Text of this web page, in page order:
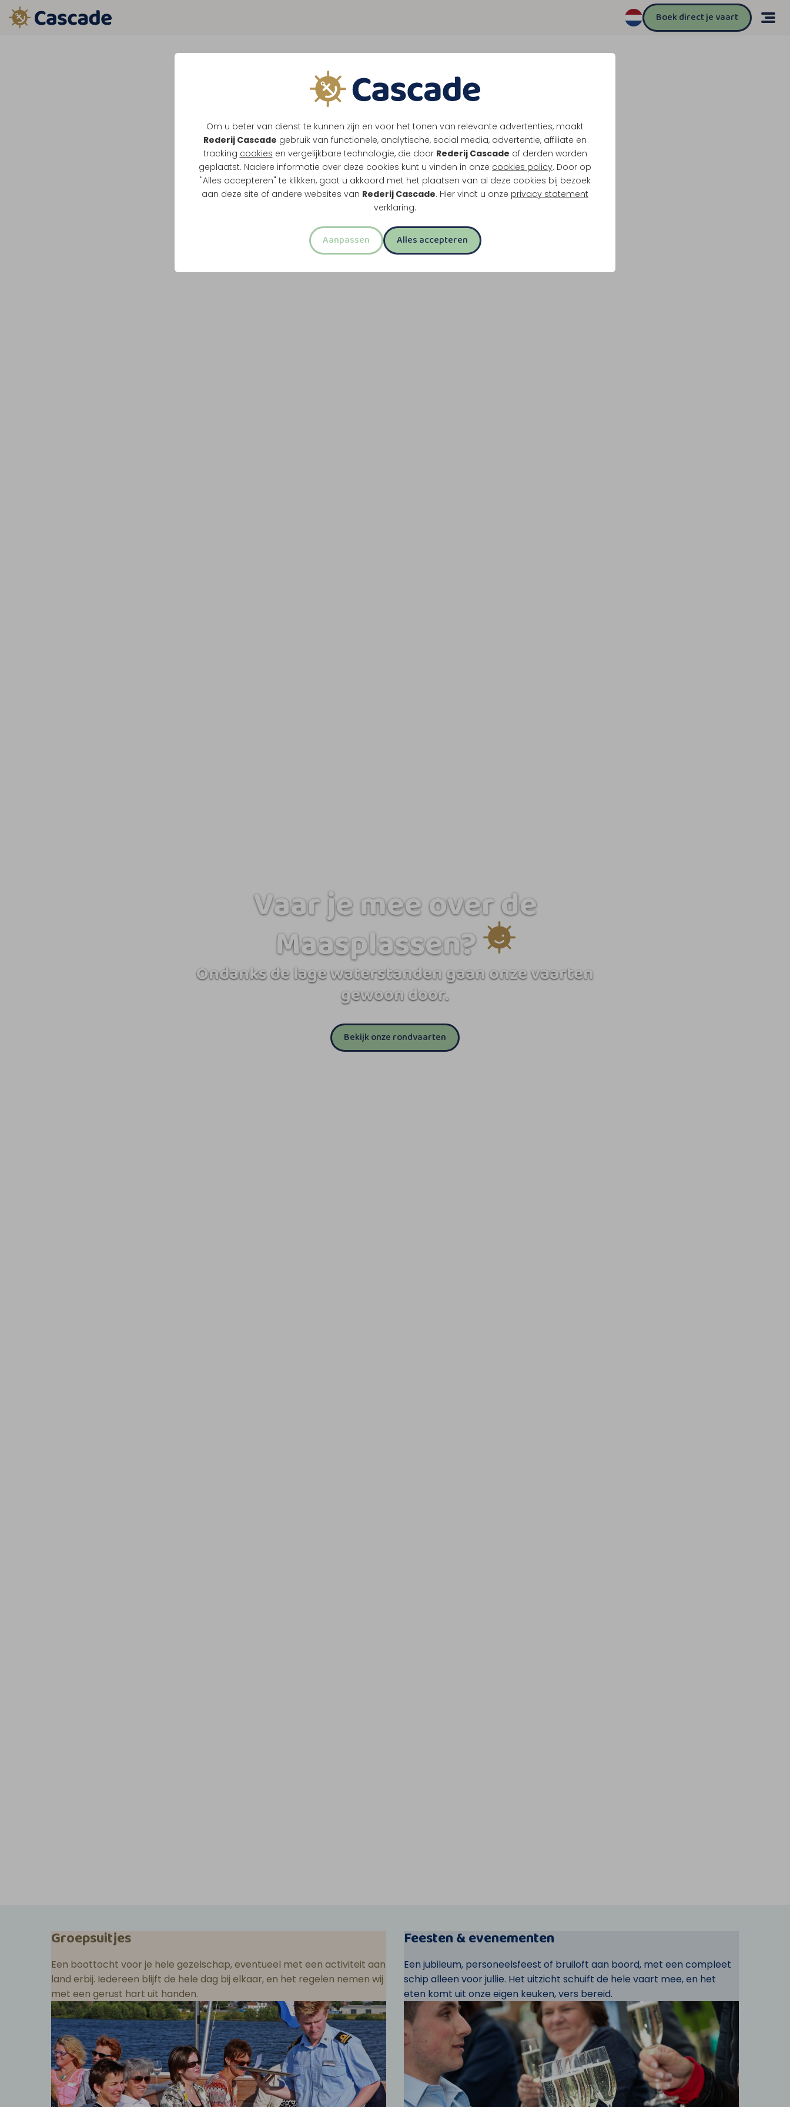
Om u beter van dienst te kunnen zijn en voor het tonen van relevante advertenties, maakt
Rederij Cascade gebruik van functionele, analytische, social media, advertentie, affiliate en
tracking cookies en vergelijkbare technologie, die door Rederij Cascade of derden worden
geplaatst. Nadere informatie over deze cookies kunt u vinden in onze cookies policy. Door op
"Alles accepteren" te klikken, gaat u akkoord met het plaatsen van al deze cookies bij bezoek
aan deze site of andere websites van Rederij Cascade. Hier vindt u onze privacy statement
verklaring.
Aanpassen Alles accepteren
Boek direct je vaart
Vaar je mee over de
Maasplassen?
Ondanks de lage waterstanden gaan onze vaarten
gewoon door.
Bekijk onze rondvaarten
Groepsuitjes
Een boottocht voor je hele gezelschap, eventueel met een activiteit aan
land erbij. Iedereen blijft de hele dag bij elkaar, en het regelen nemen wij
met een gerust hart uit handen.
Feesten & evenementen
Een jubileum, personeelsfeest of bruiloft aan boord, met een compleet
schip alleen voor jullie. Het uitzicht schuift de hele vaart mee, en het
eten komt uit onze eigen keuken, vers bereid.